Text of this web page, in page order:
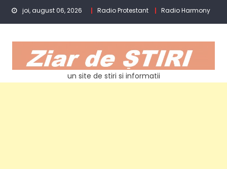
Skip
joi, august 06, 2026 Radio Protestant Radio Harmony
un site de stiri si informatii